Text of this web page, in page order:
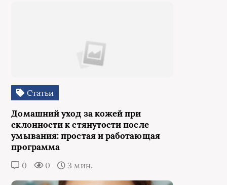
Статьи
Домашний уход за кожей при
склонности к стянутости после
умывания: простая и работающая
программа
0 0 3 мин.